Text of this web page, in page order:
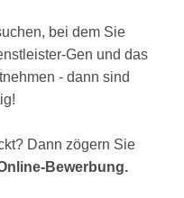
bei dem Sie
Gen und das
- dann sind
Dann zögern Sie
Bewerbung.